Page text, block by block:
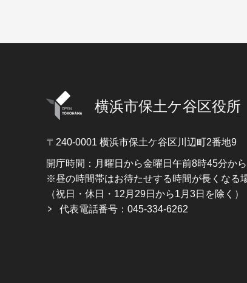
横浜市保土ケ谷区役所
〒240-0001 横浜市保土ケ谷区川辺町2番地9
開庁時間：月曜日から金曜日午前8時45分か
※昼の時間帯はお待たせする時間が長くなる
（祝日・休日・12月29日から1月3日を除く）
代表電話番号：045-334-6262